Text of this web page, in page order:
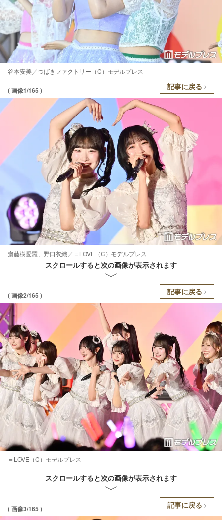
谷本安美／つばきファクトリー（C）モデルプレス
( 画像1/165 ) 記事に戻る
齋藤樹愛羅、野口衣織／＝LOVE（C）モデルプレス
スクロールすると次の画像が表示されます
( 画像2/165 ) 記事に戻る
＝LOVE（C）モデルプレス
スクロールすると次の画像が表示されます
( 画像3/165 ) 記事に戻る